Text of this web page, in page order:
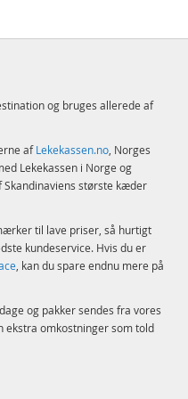
og bruges allerede af
afLekekassen.no, Norges
Lekekassen i Norge og
Skandinaviens største kæder
til lave priser, så hurtigt
kundeservice. Hvis du er
, kan du spare endnu mere på
og pakker sendes fra vores
ekstra omkostninger som told